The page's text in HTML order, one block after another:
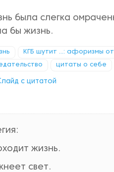
была слегка
бы жизнь.
КГБ шутит ...: афоризмы
цитаты о себе
с цитатой
жизнь.
свет.